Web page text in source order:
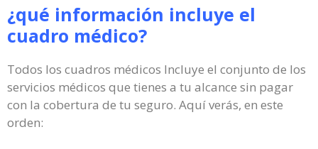
¿qué información incluye el
cuadro médico?
Todos los cuadros médicos Incluye el conjunto de los
servicios médicos que tienes a tu alcance sin pagar
con la cobertura de tu seguro. Aquí verás, en este
orden: